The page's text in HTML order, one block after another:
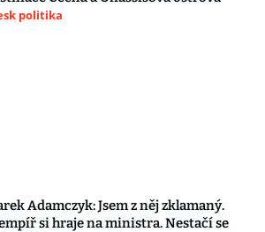
politika
Adamczyk: Jsem z něj zklamaný.
si hraje na ministra. Nestačí se